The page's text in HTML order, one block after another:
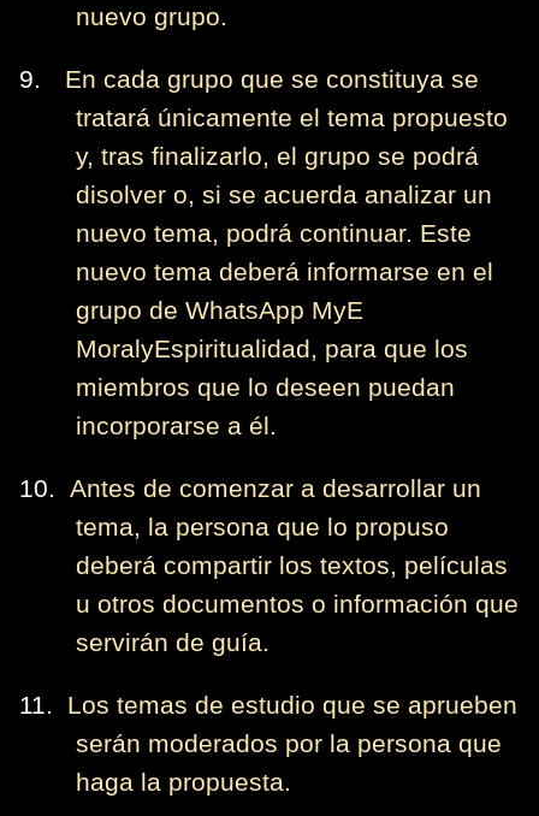
nuevo grupo.
9.
En cada grupo que se constituya se
tratará únicamente el tema propuesto
y, tras finalizarlo, el grupo se podrá
disolver o, si se acuerda analizar un
nuevo tema, podrá continuar. Este
nuevo tema deberá informarse en el
grupo de WhatsApp MyE
MoralyEspiritualidad, para que los
miembros que lo deseen puedan
incorporarse a él.
10. Antes de comenzar a desarrollar un
tema, la persona que lo propuso
deberá compartir los textos, películas
u otros documentos o información que
servirán de guía.
11.
Los temas de estudio que se aprueben
serán moderados por la persona que
haga la propuesta.